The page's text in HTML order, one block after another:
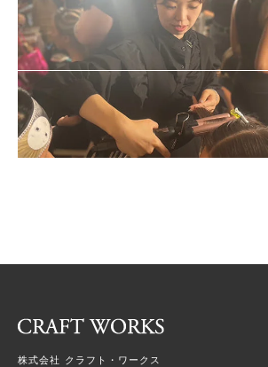
株式会社 クラフト・ワークス